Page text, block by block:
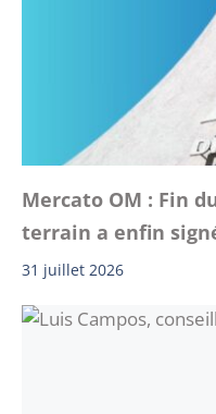
Mercato OM : Fin
terrain a enfin
31 juillet 2026